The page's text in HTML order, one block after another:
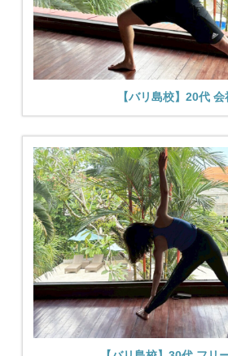
【バリ島校】20代 会